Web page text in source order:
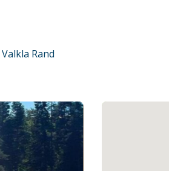
Rand